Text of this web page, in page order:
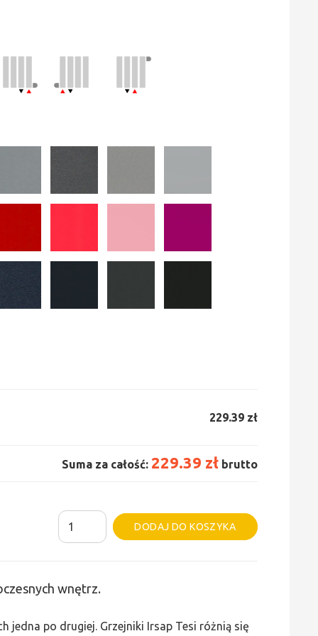
229.39 zł
Suma za całość: 229.39 zł brutto
ilość
Grzejnik
DODAJ DO KOSZYKA
Alternative:
wnętrz.
jedna po drugiej. Grzejniki Irsap Tesi różnią się